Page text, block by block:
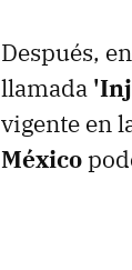
Después,
llamada
vigente en
México